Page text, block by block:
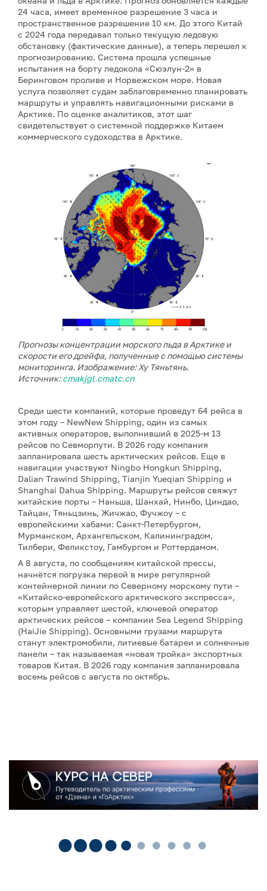
24 часа, имеет временное разрешение 3 часа и
пространственное разрешение 10 км. До этого Китай
с 2024 года передавал только текущую ледовую
обстановку (фактические данные), а теперь перешел к
прогнозированию. Система прошла успешные
испытания на борту ледокола «Сюэлун-2» в
Беринговом проливе и Норвежском море. Новая
услуга позволяет судам заблаговременно планировать
маршруты и управлять навигационными рисками в
Арктике. По оценке аналитиков, этот шаг
свидетельствует о системной поддержке Китаем
коммерческого судоходства в Арктике.
Прогнозы концентрации морского льда в Арктике и
скорости его дрейфа, полученные с помощью системы
мониторинга. Изображение: Ху Тяньтянь.
Источник:cmakjgl.cmatc.cn
Среди шести компаний, которые проведут 64 рейса в
этом году – NewNew Shipping, один из самых
активных операторов, выполнивший в 2025-м 13
рейсов по Севморпути. В 2026 году компания
запланировала шесть арктических рейсов. Еще в
навигации участвуют Ningbo Hongkun Shipping,
Dalian Trawind Shipping, Tianjin Yueqian Shipping и
Shanghai Dahua Shipping. Маршруты рейсов свяжут
китайские порты – Наньша, Шанхай, Нинбо, Циндао,
Тайцан, Тяньцзинь, Жичжао, Фучжоу – с
европейскими хабами: Санкт-Петербургом,
Мурманском, Архангельском, Калининградом,
Тилбери, Феликстоу, Гамбургом и Роттердамом.
А 8 августа, по сообщениям китайской прессы,
начнётся погрузка первой в мире регулярной
контейнерной линии по Северному морскому пути –
«Китайско-европейского арктического экспресса»,
которым управляет шестой, ключевой оператор
арктических рейсов – компании Sea Legend Shipping
(HaiJie Shipping). Основными грузами маршрута
станут электромобили, литиевые батареи и солнечные
панели – так называемая «новая тройка» экспортных
товаров Китая. В 2026 году компания запланировала
восемь рейсов с августа по октябрь.